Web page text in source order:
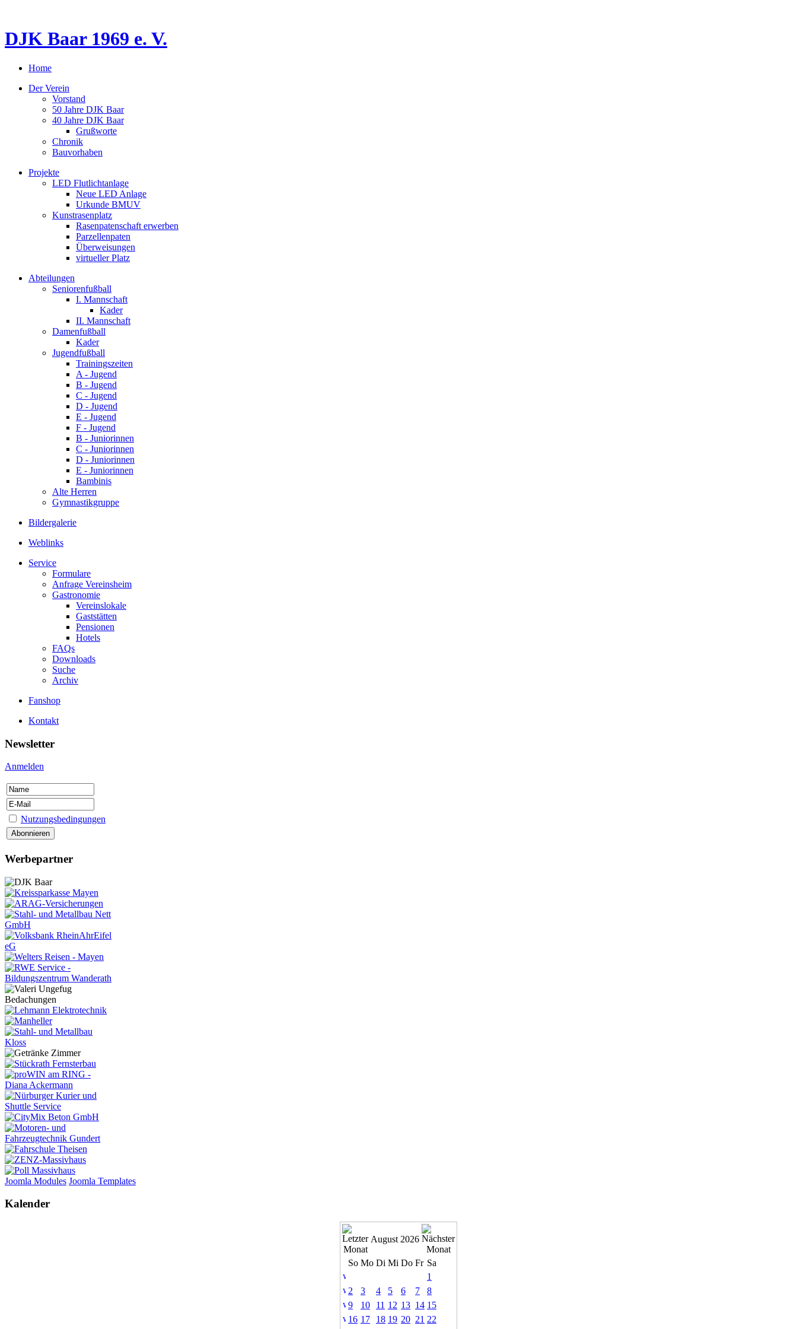
DJK Baar 1969 e. V.
Home
Der Verein
Vorstand
50 Jahre DJK Baar
40 Jahre DJK Baar
Grußworte
Chronik
Bauvorhaben
Projekte
LED Flutlichtanlage
Neue LED Anlage
Urkunde BMUV
Kunstrasenplatz
Rasenpatenschaft erwerben
Parzellenpaten
Überweisungen
virtueller Platz
Abteilungen
Seniorenfußball
I. Mannschaft
Kader
II. Mannschaft
Damenfußball
Kader
Jugendfußball
Trainingszeiten
A - Jugend
B - Jugend
C - Jugend
D - Jugend
E - Jugend
F - Jugend
B - Juniorinnen
C - Juniorinnen
D - Juniorinnen
E - Juniorinnen
Bambinis
Alte Herren
Gymnastikgruppe
Bildergalerie
Weblinks
Service
Formulare
Anfrage Vereinsheim
Gastronomie
Vereinslokale
Gaststätten
Pensionen
Hotels
FAQs
Downloads
Suche
Archiv
Fanshop
Kontakt
Newsletter
Anmelden
Nutzungsbedingungen
Werbepartner
Joomla Modules Joomla Templates
Kalender
August 2026
So Mo Di Mi Do Fr Sa
1
2
3 4 5 6 7
8
9
10 11 12 13 14 15
16 17 18 19 20 21 22